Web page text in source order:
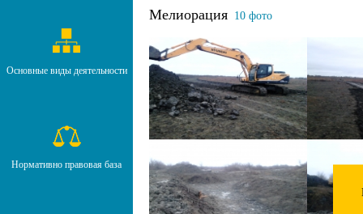
Основные виды деятельности
Нормативно правовая база
Мелиорация 10 фото